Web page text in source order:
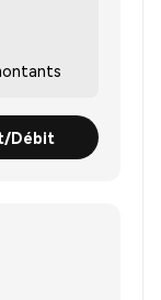
Débit